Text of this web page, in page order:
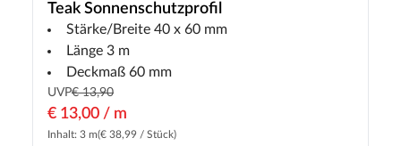
Teak Sonnenschutzprofil
Stärke/Breite 40 x 60 mm
Länge 3 m
Deckmaß 60 mm
UVP€ 13,90
€ 13,00 / m
Inhalt: 3 m(€ 38,99 / Stück)